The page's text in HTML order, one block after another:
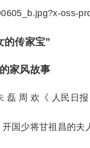
的传家宝”
家风故事
磊 周 欢 《 人民日
国少将甘祖昌的